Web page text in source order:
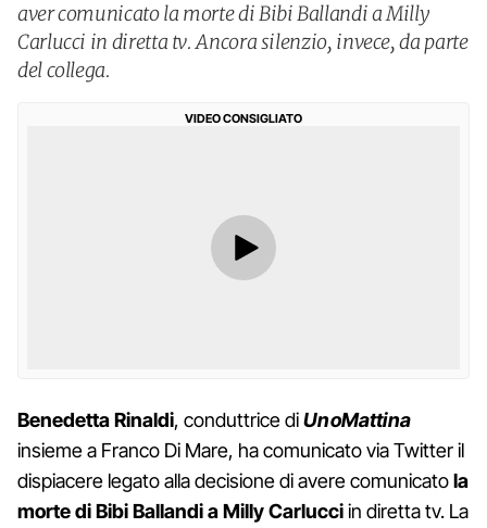
aver comunicato la morte di Bibi Ballandi a Milly
Carlucci in diretta tv. Ancora silenzio, invece, da parte
del collega.
VIDEO CONSIGLIATO
Benedetta Rinaldi, conduttrice diUnoMattina
insieme a Franco Di Mare, ha comunicato via Twitter il
dispiacere legato alla decisione di avere comunicatola
morte di Bibi Ballandi a Milly Carlucciin diretta tv. La